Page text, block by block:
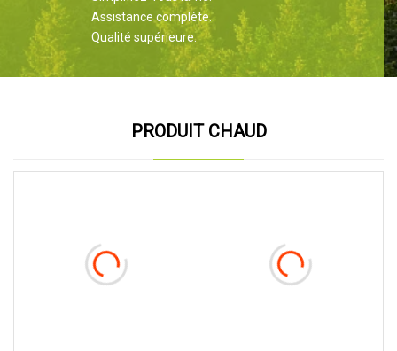
Assistance complète.
Qualité supérieure.
PRODUIT CHAUD